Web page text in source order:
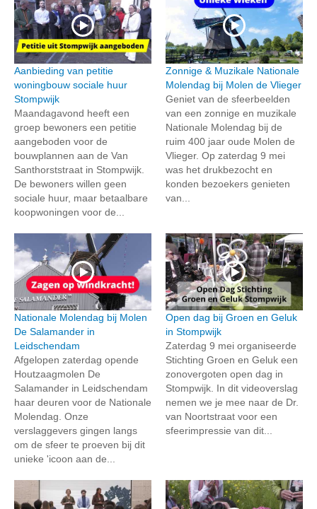
Aanbieding van petitie
woningbouw sociale huur
Stompwijk
Maandagavond heeft een
groep bewoners een petitie
aangeboden voor de
bouwplannen aan de Van
Santhorststraat in Stompwijk.
De bewoners willen geen
sociale huur, maar betaalbare
koopwoningen voor de...
Zonnige & Muzikale Nationale
Molendag bij Molen de Vlieger
Geniet van de sfeerbeelden
van een zonnige en muzikale
Nationale Molendag bij de
ruim 400 jaar oude Molen de
Vlieger. Op zaterdag 9 mei
was het drukbezocht en
konden bezoekers genieten
van...
Nationale Molendag bij Molen
De Salamander in
Leidschendam
Afgelopen zaterdag opende
Houtzaagmolen De
Salamander in Leidschendam
haar deuren voor de Nationale
Molendag. Onze
verslaggevers gingen langs
om de sfeer te proeven bij dit
unieke 'icoon aan de...
Open dag bij Groen en Geluk
in Stompwijk
Zaterdag 9 mei organiseerde
Stichting Groen en Geluk een
zonovergoten open dag in
Stompwijk. In dit videoverslag
nemen we je mee naar de Dr.
van Noortstraat voor een
sfeerimpressie van dit...